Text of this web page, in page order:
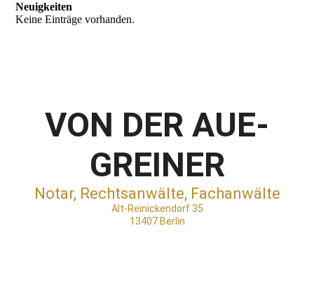
Neuigkeiten
Keine Einträge vorhanden.
VON DER AUE-
GREINER
Notar, Rechtsanwälte, Fachanwälte
Alt-Reinickendorf 35
13407 Berlin